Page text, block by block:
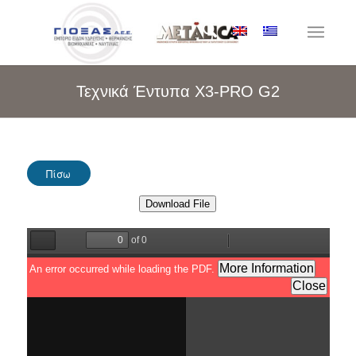
Τεχνικά Έντυπα X3-PRO G2
Πίσω
Download File